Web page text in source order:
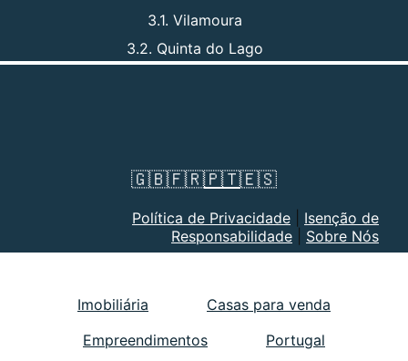
3.1. Vilamoura
3.2. Quinta do Lago
🇬🇧🇫🇷🇵🇹🇪🇸
Política de Privacidade
Isenção de
Responsabilidade
Sobre Nós
Imobiliária
Casas para venda
Empreendimentos
Portugal